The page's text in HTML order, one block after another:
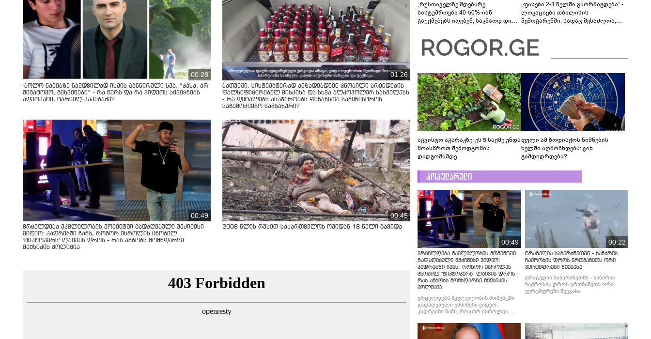
00:28
"ბოლო წამებზე ნამდვილად ისმის განწირული ხმა: “კახა, არ
მიმატოვო, გეხვეწები” - რა წერს და რა ვიდეოს აქვეყნებს
ადვოკატი, ტარიელ კაკაბაძე?
01:26
ბათუმში, სისტემატურად ამზადებდნენ ცნობილი ბრენდების
ფალსიფიცირებულ ვისკისა და სხვა ალკოჰოლურ სასმელებს
- რა დეტალებს ასაჯაროებს ფინანსთა სამინისტროს
საგამოძიებო სამსახური?
00:49
ვრცელდება მკვლელობის მომენტში გადაღებული უმძიმესი
ვიდეო: კადრებში ჩანს, როგორ ესროლეს ცნობილ
"ტიკტოკერს" ლაივის დროს - რას ამბობს მომხდარზე
მექსიკის პოლიცია
00:45
2008 წლის რუსეთ-საქართველოს ომიდან 18 წელი გავიდა
„რუსთაველზე მდებარე
სასტუმროები 40-50%-იან
გაუქმებებს იღებენ, საკმაოდ დიდი
შეხვდებოდა“
„ფასები 2-3 წელში გაორმაგდება“ -
ლოკაციები თბილისის
შემოგარენში, სადაც შესაძლოა,
აგვისტო აგარაკზე: ეს 5 საქმე უნდა
მოასწროთ შემოდგომის
დადგომამდე
ფული ამ ზოდიაქოს ნიშნების
ხელში აღმოჩნდება: ვინ
გამდიდრდება?
პოპულარული
00:49
ვრცელდება მკვლელობის მომენტში
გადაღებული უმძიმესი ვიდეო:
კადრებში ჩანს, როგორ ესროლეს
ცნობილ "ტიკტოკერს" ლაივის დროს -
რას ამბობს მომხდარზე მექსიკის
პოლიცია
ვრცელდება მკვლელობის მომენტში
გადაღებული უმძიმესი ვიდეო:
კადრებში ჩანს, როგორ ესროლეს
რას ამბობს მომხდარზე მექსიკის
პოლიცია
00:22
ტრაგედია საბერძნეთში - ხანძრის
ჩაქრობის დროს ერთმანეთს ორი
ვერტმფრენი შეეჯახა
ტრაგედია საბერძნეთში - ხანძრის
ჩაქრობის დროს ერთმანეთს ორი
ვერტმფრენი შეეჯახა